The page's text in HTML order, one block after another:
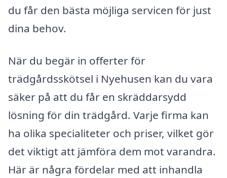
du får den bästa möjliga servicen för just
dina behov.
När du begär in offerter för
trädgårdsskötsel i Nyehusen kan du vara
säker på att du får en skräddarsydd
lösning för din trädgård. Varje firma kan
ha olika specialiteter och priser, vilket gör
det viktigt att jämföra dem mot varandra.
Här är några fördelar med att inhandla